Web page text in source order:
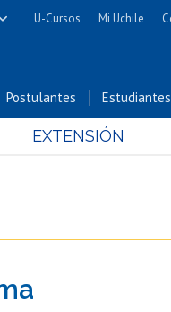
y Matemáticas
y Farmacéuticas
en Educación
U-Cursos Mi Uchile
Postulantes Estudiantes
EXTENSIÓN